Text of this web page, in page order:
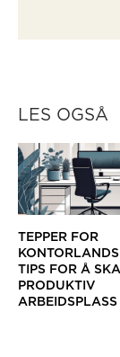
LES OGSÅ
TEPPER FOR
TIPS FOR Å
PRODUKTIV
ARBEIDSPLASS